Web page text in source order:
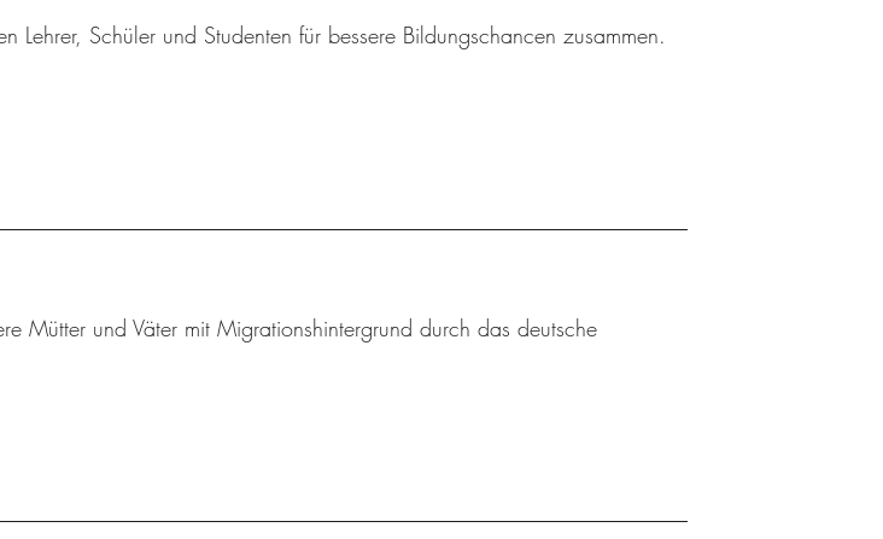
Lehrer, Schüler und Studenten für bessere Bildungschancen zusammen.
Mütter und Väter mit Migrationshintergrund durch das deutsche